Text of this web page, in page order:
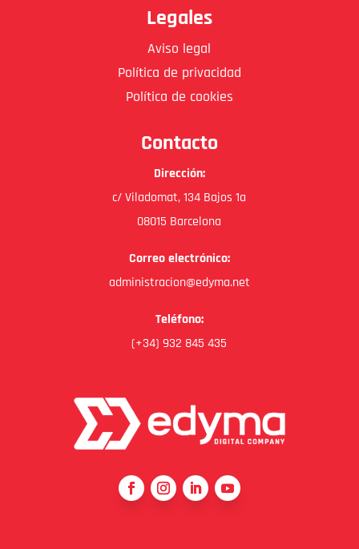
Legales
Aviso legal
Política de privacidad
Política de cookies
Contacto
Dirección:
c/ Viladomat, 134 Bajos 1a
08015 Barcelona
Correo electrónico:
administracion@edyma.net
Teléfono:
(+34) 932 845 435